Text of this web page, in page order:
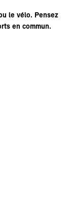
le vélo. Pensez
en commun.